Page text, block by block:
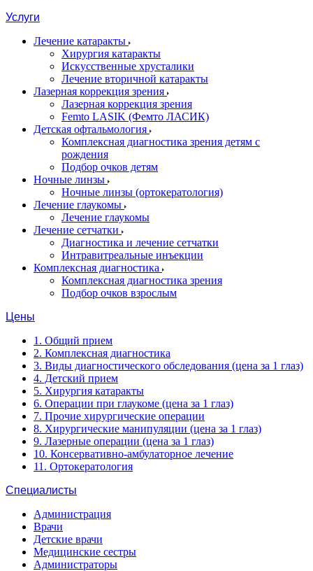
Услуги
Лечение катаракты
Хирургия катаракты
Искусственные хрусталики
Лечение вторичной катаракты
Лазерная коррекция зрения
Лазерная коррекция зрения
Femto LASIK (Фемто ЛАСИК)
Детская офтальмология
Комплексная диагностика зрения детям c
рождения
Подбор очков детям
Ночные линзы
Ночные линзы (ортокератология)
Лечение глаукомы
Лечение глаукомы
Лечение сетчатки
Диагностика и лечение сетчатки
Интравитреальные инъекции
Комплексная диагностика
Комплексная диагностика зрения
Подбор очков взрослым
Цены
1. Общий прием
2. Комплексная диагностика
3. Виды диагностического обследования (цена за 1 глаз)
4. Детский прием
5. Хирургия катаракты
6. Операции при глаукоме (цена за 1 глаз)
7. Прочие хирургические операции
8. Хирургические манипуляции (цена за 1 глаз)
9. Лазерные операции (цена за 1 глаз)
10. Консервативно-амбулаторное лечение
11. Ортокератология
Специалисты
Администрация
Врачи
Детские врачи
Медицинские сестры
Администраторы